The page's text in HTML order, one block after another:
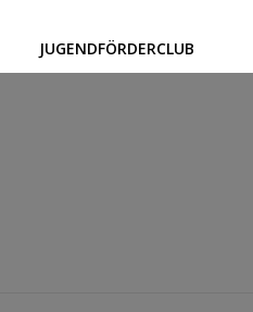
JUGENDFÖRDERCLUB